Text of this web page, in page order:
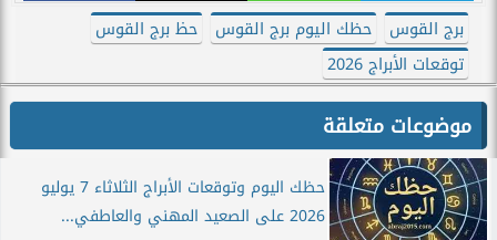
برج القوس حظك اليوم برج القوس
حظ برج القوس
توقعات الأبراج 2026
موضوعات متعلقة
حظك اليوم وتوقعات الأبراج الثلاثاء 7 يوليو
2026 على الصعيد المهني والعاطفي...